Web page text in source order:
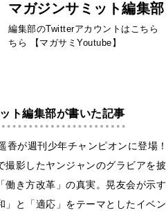
マガジンサミット編集部
編集部のTwitterアカウントはこちら
ちら
【マガサミYoutube】
ト編集部が書いた記事
香が週刊少年チャンピオンに登
撮影したヤンジャンのグラビアを
働き方改革」の真実。晃友会が示
」と「適応」をテーマとしたイベ